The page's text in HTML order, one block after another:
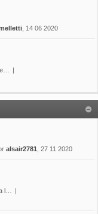
, 14 06 2020
alsair2781 , 27 11 2020
l…